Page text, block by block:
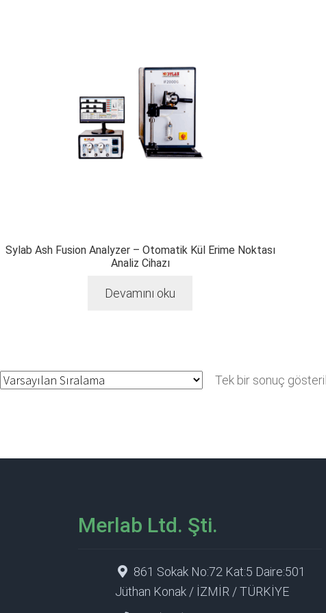
Sylab Ash Fusion Analyzer – Otomatik Kül Erime Noktası
Analiz Cihazı
Devamını oku
Tek bir sonuç
Merlab Ltd. Şti.
861 Sokak No:72 Kat:5 Daire:501
Jüthan Konak / İZMİR / TÜRKİYE